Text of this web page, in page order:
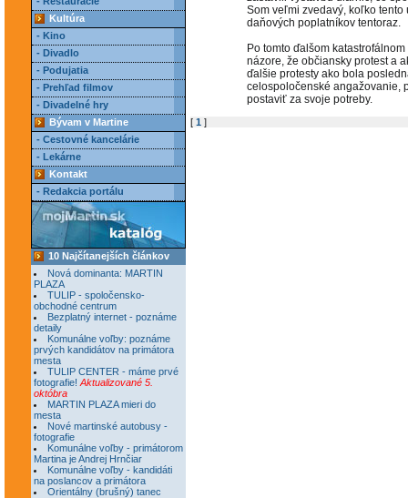
Kultúra
- Kino
- Divadlo
- Podujatia
- Prehľad filmov
- Divadelné hry
Bývam v Martine
- Cestovné kancelárie
- Lekárne
Kontakt
- Redakcia portálu
10 Najčítanejších článkov
Nová dominanta: MARTIN
PLAZA
TULIP - spoločensko-
obchodné centrum
Bezplatný internet - poznáme
detaily
Komunálne voľby: poznáme
prvých kandidátov na primátora
mesta
TULIP CENTER - máme prvé
fotografie! Aktualizované 5.
októbra
MARTIN PLAZA mieri do
mesta
Nové martinské autobusy -
fotografie
Komunálne voľby - primátorom
Martina je Andrej Hrnčiar
Komunálne voľby - kandidáti
na poslancov a primátora
Orientálny (brušný) tanec
Som veľmi zvedavý, koľko
daňových poplatníkov tentoraz.
Po tomto ďalšom
názore, že občiansky protest a
ďalšie protesty ako bola
celospoločenské angažovanie,
postaviť za svoje potreby.
[ 1 ]